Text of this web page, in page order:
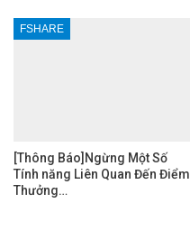
FSHARE
[Thông Báo]Ngừng Một Số
Tính năng Liên Quan Đến Điểm
Thưởng…